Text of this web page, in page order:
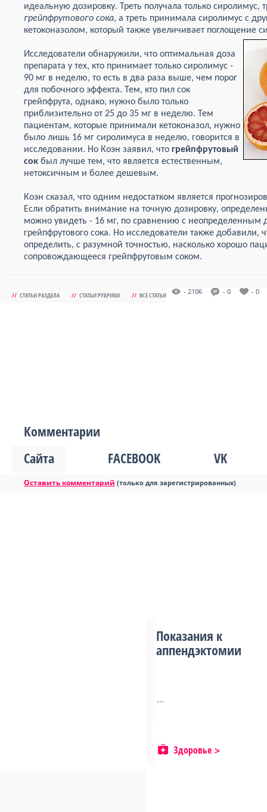
идеальную дозировку. Треть получала только сиролимус,
грейпфрутового сока, а треть принимала сиролимус с
кетоконазолом, который также увеличивает поглощение
Исследователи обнаружили, что оптимальная доза
препарата у тех, кто принимает только сиролимус -
90 мг в неделю, то есть в два раза выше, чем порог
для побочного эффекта. Тем, кто пил сок
грейпфрута, однако, нужно было только
приблизительно от 25 до 35 мг в неделю. Тем
пациентам, которые принимали кетоконазол, нужно
было лишь 16 мг сиролимуса в неделю, говорится в
исследовании. Но Коэн заявил, что грейпфрутовый
сок был лучше тем, что является естественным,
нетоксичным и более дешевым.
Коэн сказал, что одним недостатком является
Если обратить внимание на точную дозировку,
можно увидеть - 16 мг, по сравнению с неопределенным
грейпфрутового сока. Но исследователи также добавили,
определить, с разумной точностью, насколько хорошо
сопровождающееся грейпфрутовым соком.
// СТАТЬИ РАЗДЕЛА // СТАТЬИ РУБРИКИ // ВСЕ СТАТЬИ - 2106 - 0 - 0
Комментарии
Сайта
FACEBOOK VK
Оставить комментарий (только для зарегистрированных)
Показания к
аппендэктомии
...
Здоровье